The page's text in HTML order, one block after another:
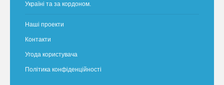
Україні та за кордоном.
Наші проекти
Контакти
Угода користувача
Політика конфіденційності